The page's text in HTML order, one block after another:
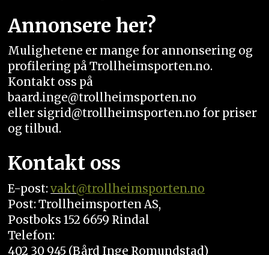
Annonsere her?
Mulighetene er mange for annonsering og
profilering på Trollheimsporten.no.
Kontakt oss på
baard.inge@trollheimsporten.no
eller sigrid@trollheimsporten.no for priser
og tilbud.
Kontakt oss
E-post:vakt@trollheimsporten.no
Post: Trollheimsporten AS,
Postboks 152 6659 Rindal
Telefon:
402 30 945 (Bård Inge Romundstad)